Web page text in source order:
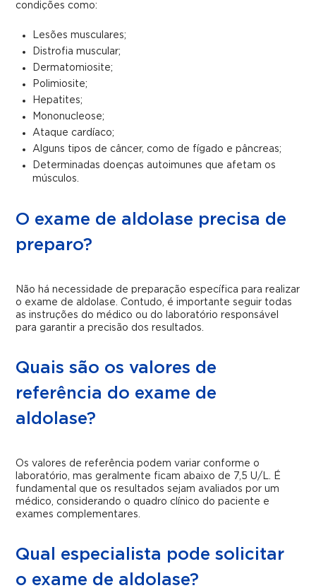
condições como:
Lesões musculares;
Distrofia muscular;
Dermatomiosite;
Polimiosite;
Hepatites;
Mononucleose;
Ataque cardíaco;
Alguns tipos de câncer, como de fígado e pâncreas;
Determinadas doenças autoimunes que afetam os
músculos.
O exame de aldolase precisa de
preparo?
Não há necessidade de preparação específica para realizar
o exame de aldolase. Contudo, é importante seguir todas
as instruções do médico ou do laboratório responsável
para garantir a precisão dos resultados.
Quais são os valores de
referência do exame de
aldolase?
Os valores de referência podem variar conforme o
laboratório, mas geralmente ficam abaixo de 7,5 U/L. É
fundamental que os resultados sejam avaliados por um
médico, considerando o quadro clínico do paciente e
exames complementares.
Qual especialista pode solicitar
o exame de aldolase?